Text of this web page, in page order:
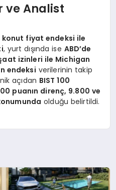
ve Analist
konut fiyat endeksi ile
, yurt dışında ise ABD’de
izinleri ile Michigan
endeksi verilerinin takip
açıdan BIST 100
puanın direnç, 9.800 ve
olduğu belirtildi.